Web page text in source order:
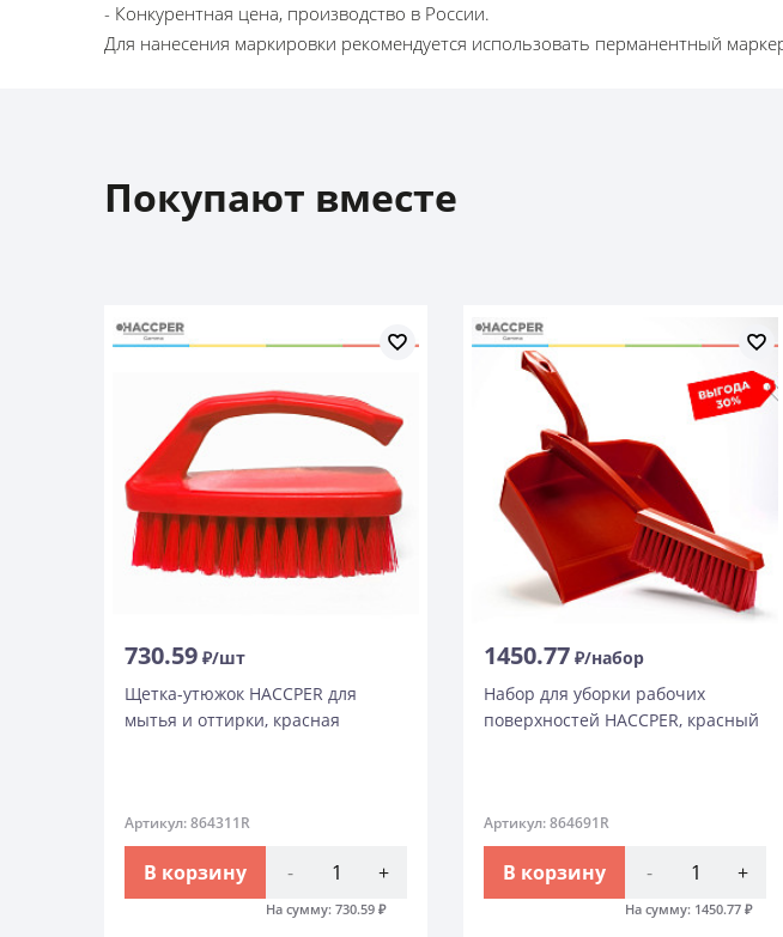
- Конкурентная цена, производство в России.
Для нанесения маркировки рекомендуется использовать перманентный
Покупают вместе
730.59 ₽/шт
Щетка-утюжок HACCPER для
мытья и оттирки, красная
Артикул: 864311R
В корзину - +
На сумму: 730.59 ₽
1450.77 ₽/набор
Набор для уборки рабочих
поверхностей HACCPER, красный
Артикул: 864691R
В корзину - +
На сумму: 1450.77 ₽